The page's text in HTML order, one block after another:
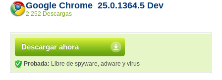
Google Chrome 25.0.1364.5 Dev
2 252 Descargas
Descargar ahora
Probada: Libre de spyware, adware y virus